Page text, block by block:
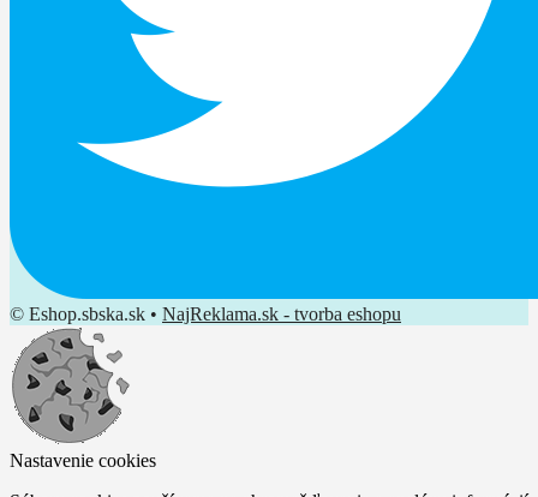
© Eshop.sbska.sk • NajReklama.sk - tvorba eshopu
Nastavenie cookies